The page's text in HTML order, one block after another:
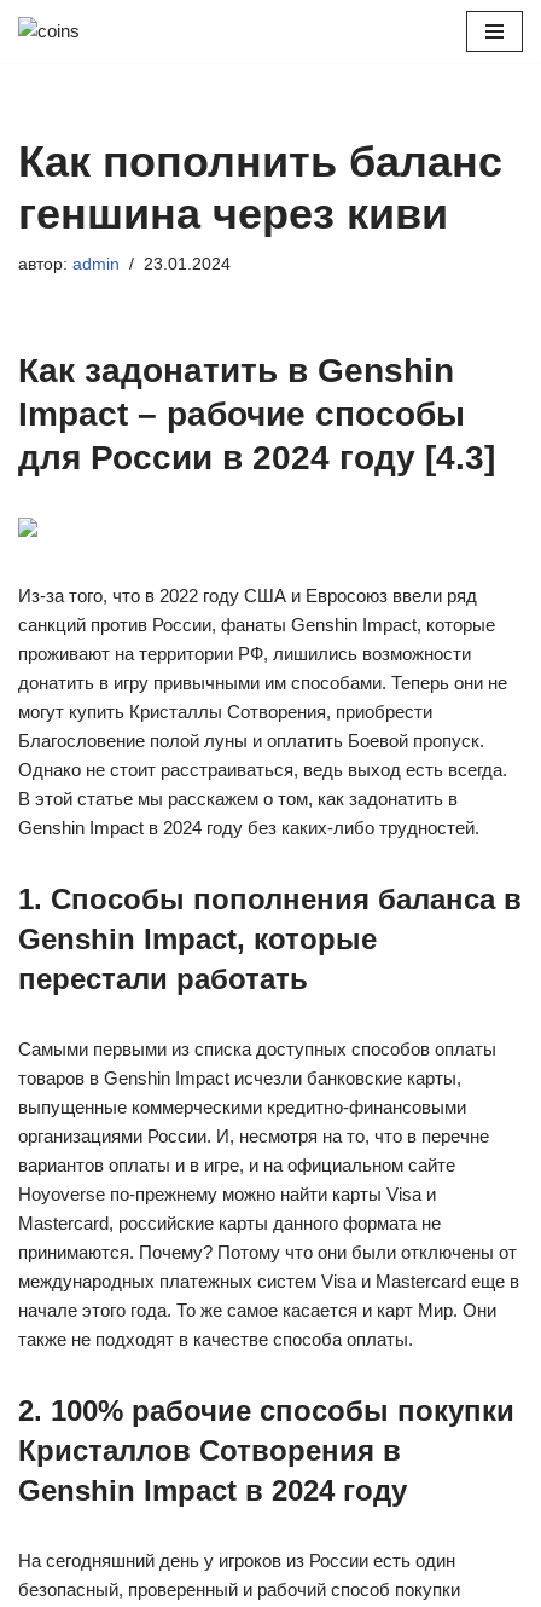
Как пополнить баланс
геншина через киви
автор: admin 23.01.2024
Как задонатить в Genshin
Impact – рабочие способы
для России в 2024 году [4.3]
Из-за того, что в 2022 году США и Евросоюз ввели ряд
санкций против России, фанаты Genshin Impact, которые
проживают на территории РФ, лишились возможности
донатить в игру привычными им способами. Теперь они не
могут купить Кристаллы Сотворения, приобрести
Благословение полой луны и оплатить Боевой пропуск.
Однако не стоит расстраиваться, ведь выход есть всегда.
В этой статье мы расскажем о том, как задонатить в
Genshin Impact в 2024 году без каких-либо трудностей.
1. Способы пополнения баланса в
Genshin Impact, которые
перестали работать
Самыми первыми из списка доступных способов оплаты
товаров в Genshin Impact исчезли банковские карты,
выпущенные коммерческими кредитно-финансовыми
организациями России. И, несмотря на то, что в перечне
вариантов оплаты и в игре, и на официальном сайте
Hoyoverse по-прежнему можно найти карты Visa и
Mastercard, российские карты данного формата не
принимаются. Почему? Потому что они были отключены от
международных платежных систем Visa и Mastercard еще в
начале этого года. То же самое касается и карт Мир. Они
также не подходят в качестве способа оплаты.
2. 100% рабочие способы покупки
Кристаллов Сотворения в
Genshin Impact в 2024 году
На сегодняшний день у игроков из России есть один
безопасный, проверенный и рабочий способ покупки